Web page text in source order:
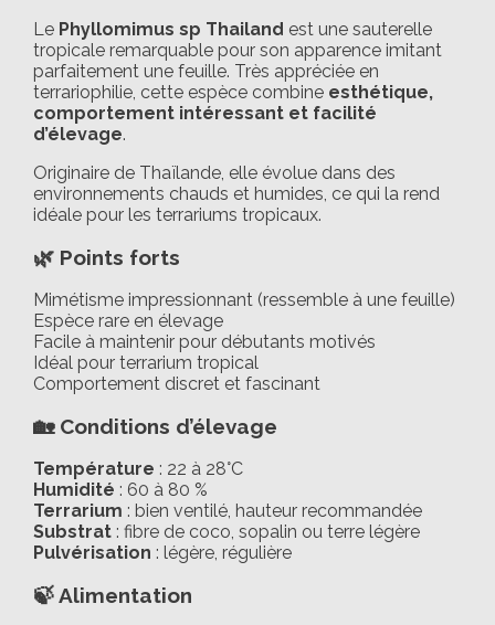
Le Phyllomimus sp Thailand est une sauterelle
tropicale remarquable pour son apparence imitant
parfaitement une feuille. Très appréciée en
terrariophilie, cette espèce combine esthétique,
comportement intéressant et facilité
d’élevage.
Originaire de Thaïlande, elle évolue dans des
environnements chauds et humides, ce qui la rend
idéale pour les terrariums tropicaux.
🌿 Points forts
Mimétisme impressionnant (ressemble à une feuille)
Espèce rare en élevage
Facile à maintenir pour débutants motivés
Idéal pour terrarium tropical
Comportement discret et fascinant
🏡 Conditions d’élevage
Température : 22 à 28°C
Humidité : 60 à 80 %
Terrarium : bien ventilé, hauteur recommandée
Substrat : fibre de coco, sopalin ou terre légère
Pulvérisation : légère, régulière
🍃 Alimentation